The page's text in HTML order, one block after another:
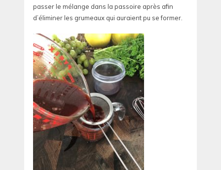
passer le mélange dans la passoire après afin
d’éliminer les grumeaux qui auraient pu se former.